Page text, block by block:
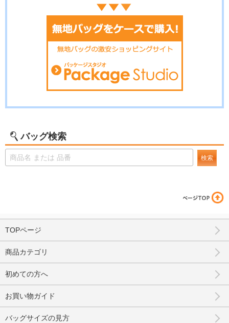
バッグ検索
検索
TOPページ
商品カテゴリ
初めての方へ
お買い物ガイド
バッグサイズの見方